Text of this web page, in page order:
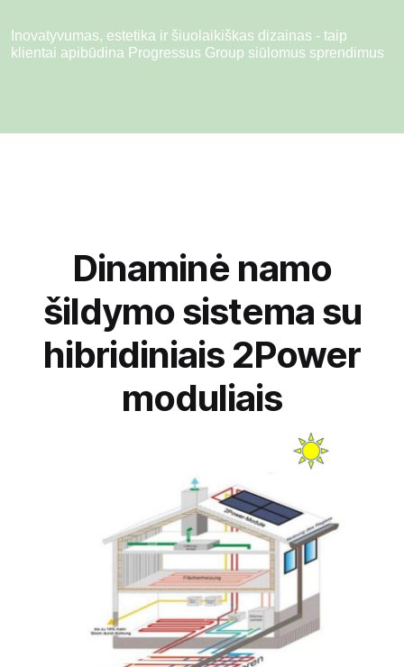
Inovatyvumas, estetika ir šiuolaikiškas dizainas - taip
klientai apibūdina Progressus Group siūlomus sprendimus
Dinaminė namo
šildymo sistema su
hibridiniais 2Power
moduliais